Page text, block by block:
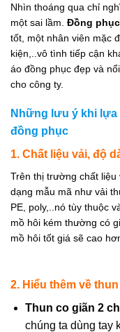
Nhìn thoáng qua chỉ
một sai lầm. Đồng
tốt, một nhân viên mặc
kiện,..vô tình tiếp cận
áo đồng phục đẹp và
cho công ty.
Những lưu ý khi lựa
đồng phục
1. Chất liệu vải, độ
Trên thị trường chất liệu
dạng mẫu mã như vải
PE, poly,..nó tùy thuộc
mồ hôi kém thường có
mồ hôi tốt giá sẽ cao
2. Hiểu thêm về
Thun co giãn 2
chúng ta dùng tay